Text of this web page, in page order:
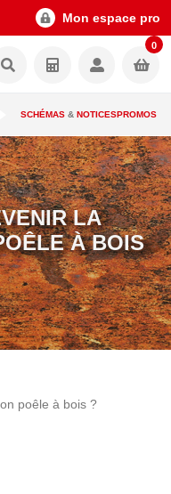
Mon espace pro
0
SCHÉMAS & NOTICESPROMOS
LA
À BOIS
poêle à bois ?